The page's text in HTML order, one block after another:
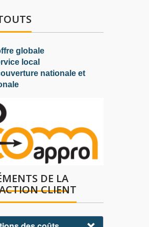
globale
local
nationale et
DE LA
CLIENT